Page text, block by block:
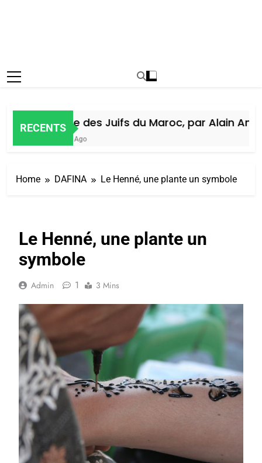
RECENTS
Histoire des Juifs du Maroc, par Alain Amiel
1 Semaine Ago
Home DAFINA Le Henné, une plante un symbole
Le Henné, une plante un
symbole
Admin 1 3 Mins